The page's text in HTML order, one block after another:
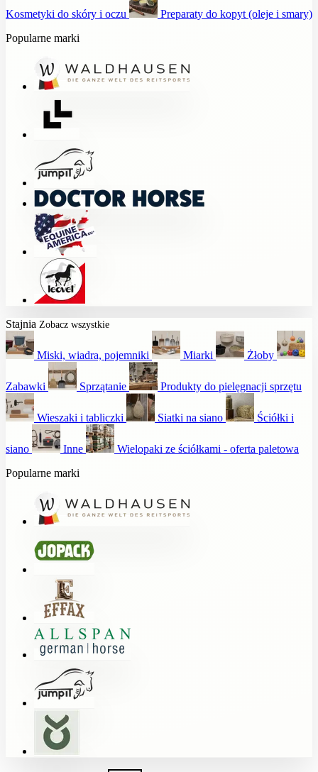
Kosmetyki do skóry i oczu
Preparaty do kopyt (oleje i smary)
Popularne marki
Stajnia Zobacz wszystkie
Miski, wiadra, pojemniki Miarki Żłoby
Zabawki Sprzątanie Produkty do pielęgnacji sprzętu
Wieszaki i tabliczki Siatki na siano Ściółki i
siano Inne
Wielopaki ze ściółkami - oferta paletowa
Popularne marki